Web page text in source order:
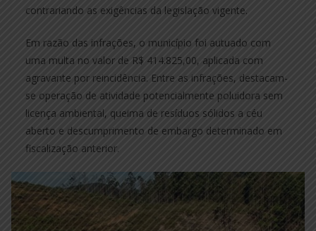
contrariando as exigências da legislação vigente.
Em razão das infrações, o município foi autuado com
uma multa no valor de R$ 414.825,00, aplicada com
agravante por reincidência. Entre as infrações, destacam-
se operação de atividade potencialmente poluidora sem
licença ambiental, queima de resíduos sólidos a céu
aberto e descumprimento de embargo determinado em
fiscalização anterior.